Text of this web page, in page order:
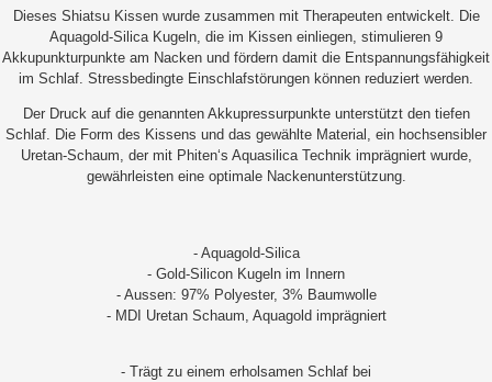
Dieses Shiatsu Kissen wurde zusammen mit Therapeuten entwickelt. Die
Aquagold-Silica Kugeln, die im Kissen einliegen, stimulieren 9
Akkupunkturpunkte am Nacken und fördern damit die Entspannungsfähigkeit
im Schlaf. Stressbedingte Einschlafstörungen können reduziert werden.
Der Druck auf die genannten Akkupressurpunkte unterstützt den tiefen
Schlaf. Die Form des Kissens und das gewählte Material, ein hochsensibler
Uretan-Schaum, der mit Phiten‘s Aquasilica Technik imprägniert wurde,
gewährleisten eine optimale Nackenunterstützung.
- Aquagold-Silica
- Gold-Silicon Kugeln im Innern
- Aussen: 97% Polyester, 3% Baumwolle
- MDI Uretan Schaum, Aquagold imprägniert
- Trägt zu einem erholsamen Schlaf bei